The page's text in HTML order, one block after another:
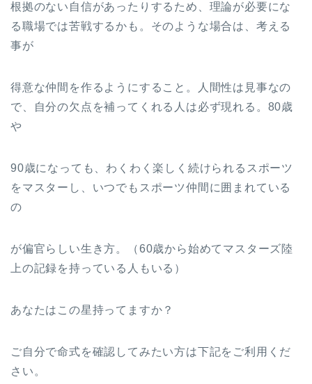
根拠のない自信があったりするため、理論が必要にな
る職場では苦戦するかも。そのような場合は、考える
事が
得意な仲間を作るようにすること。人間性は見事なの
で、自分の欠点を補ってくれる人は必ず現れる。80歳
や
90歳になっても、わくわく楽しく続けられるスポーツ
をマスターし、いつでもスポーツ仲間に囲まれている
の
が偏官らしい生き方。（60歳から始めてマスターズ陸
上の記録を持っている人もいる）
あなたはこの星持ってますか？
ご自分で命式を確認してみたい方は下記をご利用くだ
さい。